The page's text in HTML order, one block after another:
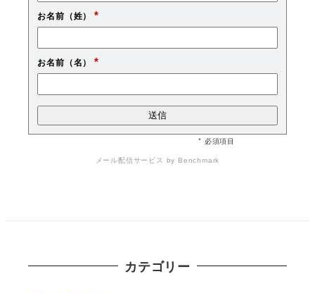
お名前（姓） *
お名前（名） *
* 必須項目
メール配信サービス by Benchmark
カテゴリー